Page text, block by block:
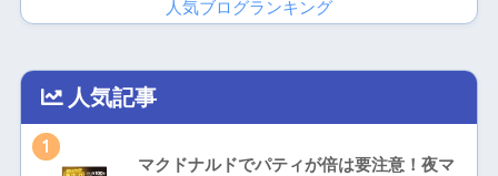
人気ブログランキング
人気記事
1
マクドナルドでパティが倍は要注意！夜マ